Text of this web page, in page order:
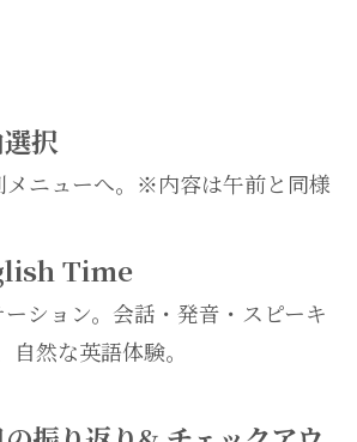
択
ニューへ。※内容は午前と同様
Time
ション。会話・発音・スピーキ
然な英語体験。